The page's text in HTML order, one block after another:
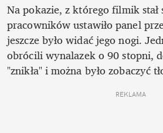
Na pokazie, z którego filmik
pracowników ustawiło panel
jeszcze było widać jego nogi.
obrócili wynalazek o 90 stopni,
"znikła" i można było zobaczyć
REKLAMA